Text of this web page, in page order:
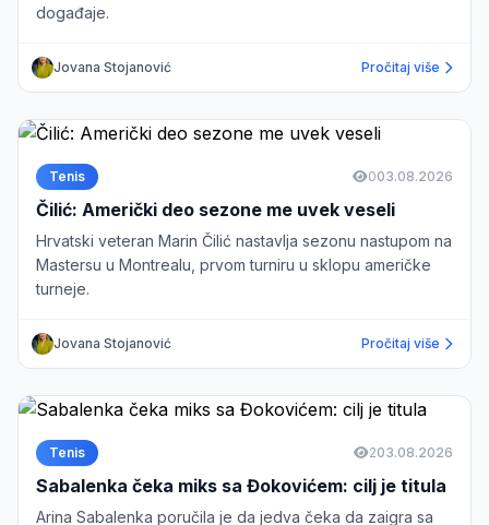
događaje.
Jovana Stojanović Pročitaj više
Tenis 003.08.2026
Čilić: Američki deo sezone me uvek veseli
Hrvatski veteran Marin Čilić nastavlja sezonu nastupom na
Mastersu u Montrealu, prvom turniru u sklopu američke
turneje.
Jovana Stojanović Pročitaj više
Tenis 203.08.2026
Sabalenka čeka miks sa Đokovićem: cilj je titula
Arina Sabalenka poručila je da jedva čeka da zaigra sa